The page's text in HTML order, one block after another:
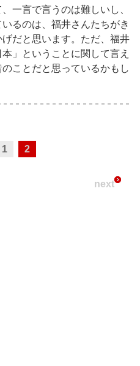
一言で言うのは難しいし、
るのは、福井さんたちがき
だと思います。ただ、福井
」ということに関して言え
ことだと思っているかもし
1 2
next